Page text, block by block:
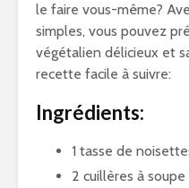
le faire vous-même?
simples, vous pouvez
végétalien délicieux et
recette facile à suivre:
Ingrédients:
1 tasse de
2 cuillères à